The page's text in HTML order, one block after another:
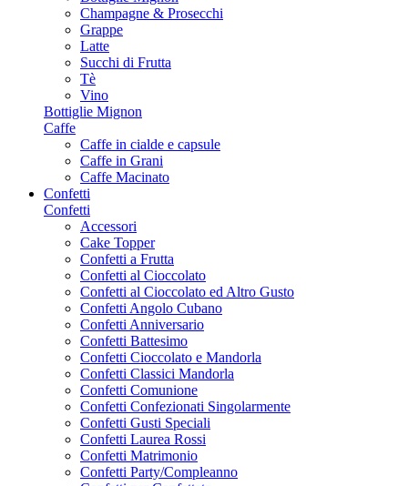
Champagne & Prosecchi
Grappe
Latte
Succhi di Frutta
Tè
Vino
Bottiglie Mignon
Caffe
Caffe in cialde e capsule
Caffe in Grani
Caffe Macinato
Confetti
Confetti
Accessori
Cake Topper
Confetti a Frutta
Confetti al Cioccolato
Confetti al Cioccolato ed Altro Gusto
Confetti Angolo Cubano
Confetti Anniversario
Confetti Battesimo
Confetti Cioccolato e Mandorla
Confetti Classici Mandorla
Confetti Comunione
Confetti Confezionati Singolarmente
Confetti Gusti Speciali
Confetti Laurea Rossi
Confetti Matrimonio
Confetti Party/Compleanno